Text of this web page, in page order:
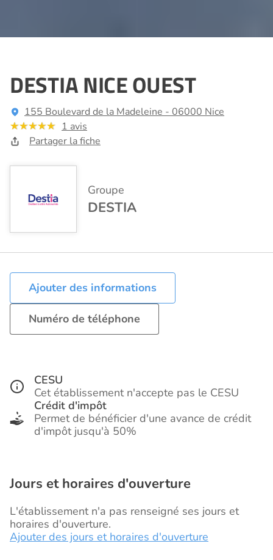
DESTIA NICE OUEST
155 Boulevard de la Madeleine - 06000 Nice
1 avis
Partager la fiche
Groupe
DESTIA
Ajouter des informations
Numéro de téléphone
CESU
Cet établissement n'accepte pas le CESU
Crédit d'impôt
Permet de bénéficier d'une avance de crédit
d'impôt jusqu'à 50%
Jours et horaires d'ouverture
L'établissement n'a pas renseigné ses jours et
horaires d'ouverture.
Ajouter des jours et horaires d'ouverture